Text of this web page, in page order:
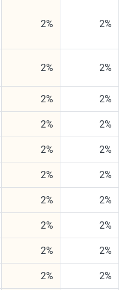
2% 2%
2% 2%
2% 2%
2% 2%
2% 2%
2% 2%
2% 2%
2% 2%
2% 2%
2% 2%